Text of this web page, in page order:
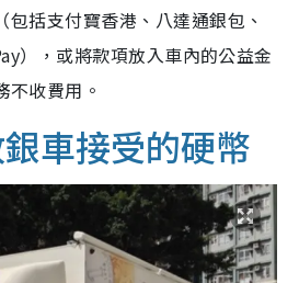
括支付寶香港、八達通銀包、
），或將款項放入車內的公益金
不收費用。
車接受的硬幣